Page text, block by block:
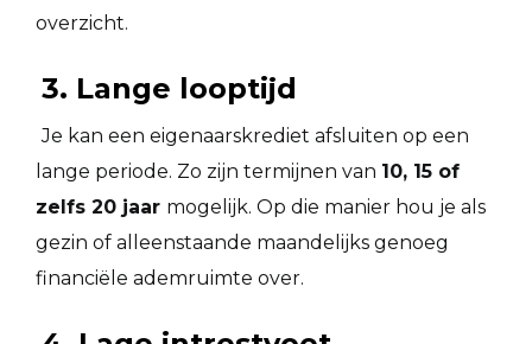
overzicht.
3. Lange looptijd
Je kan een eigenaarskrediet afsluiten op een
lange periode. Zo zijn termijnen van 10, 15 of
zelfs 20 jaar mogelijk. Op die manier hou je als
gezin of alleenstaande maandelijks genoeg
financiële ademruimte over.